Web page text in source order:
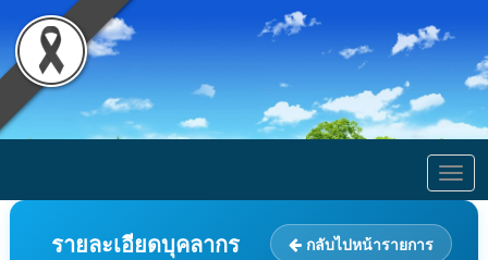
รายละเอียดบุคลากร กลับไปหน้ารายการ